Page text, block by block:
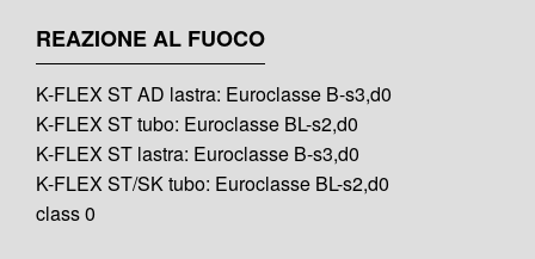
REAZIONE AL FUOCO
K-FLEX ST AD lastra: Euroclasse B-s3,d0
K-FLEX ST tubo: Euroclasse BL-s2,d0
K-FLEX ST lastra: Euroclasse B-s3,d0
K-FLEX ST/SK tubo: Euroclasse BL-s2,d0
class 0